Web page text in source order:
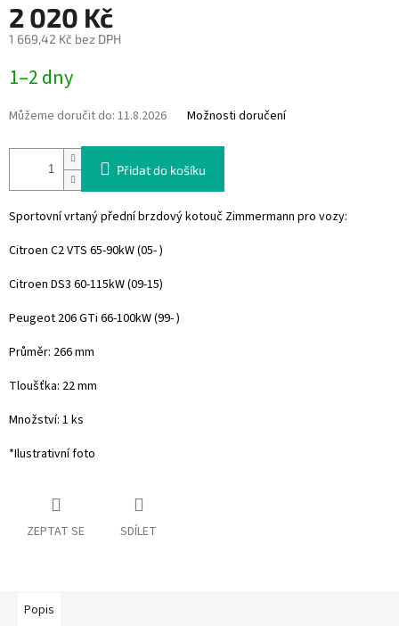
2 020 Kč
1 669,42 Kč bez DPH
cena:
1–2 dny
Můžeme doručit do: 11.8.2026 Možnosti doručení
Přidat do košíku
Sportovní vrtaný přední brzdový kotouč Zimmermann pro vozy:
Citroen C2 VTS 65-90kW (05- )
Citroen DS3 60-115kW (09-15)
Peugeot 206 GTi 66-100kW (99- )
Průměr: 266 mm
Tloušťka: 22 mm
Množství: 1 ks
*Ilustrativní foto
ZEPTAT SE SDÍLET
Popis